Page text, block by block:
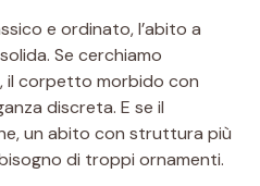
e ordinato, l’abito a
Se cerchiamo
il corpetto morbido con
discreta. E se il
un abito con struttura più
di troppi ornamenti.